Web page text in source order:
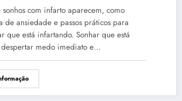
com infarto aparecem, como
de ansiedade e passos práticos para
que está infartando. Sonhar que está
medo imediato e…